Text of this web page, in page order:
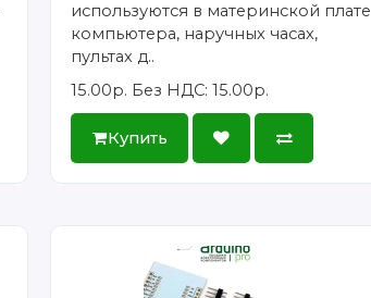
используются в материнской плате
компьютера, наручных часах,
пультах д..
15.00р. Без НДС: 15.00р.
Купить